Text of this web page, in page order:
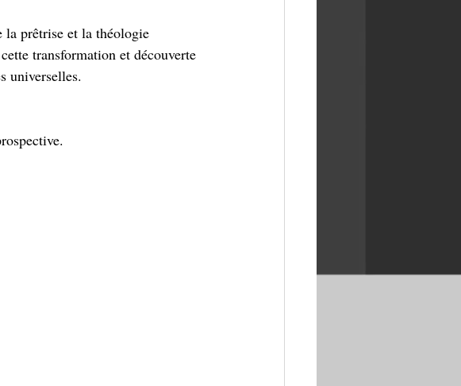
la prêtrise et la théologie
transformation et découverte
universelles.